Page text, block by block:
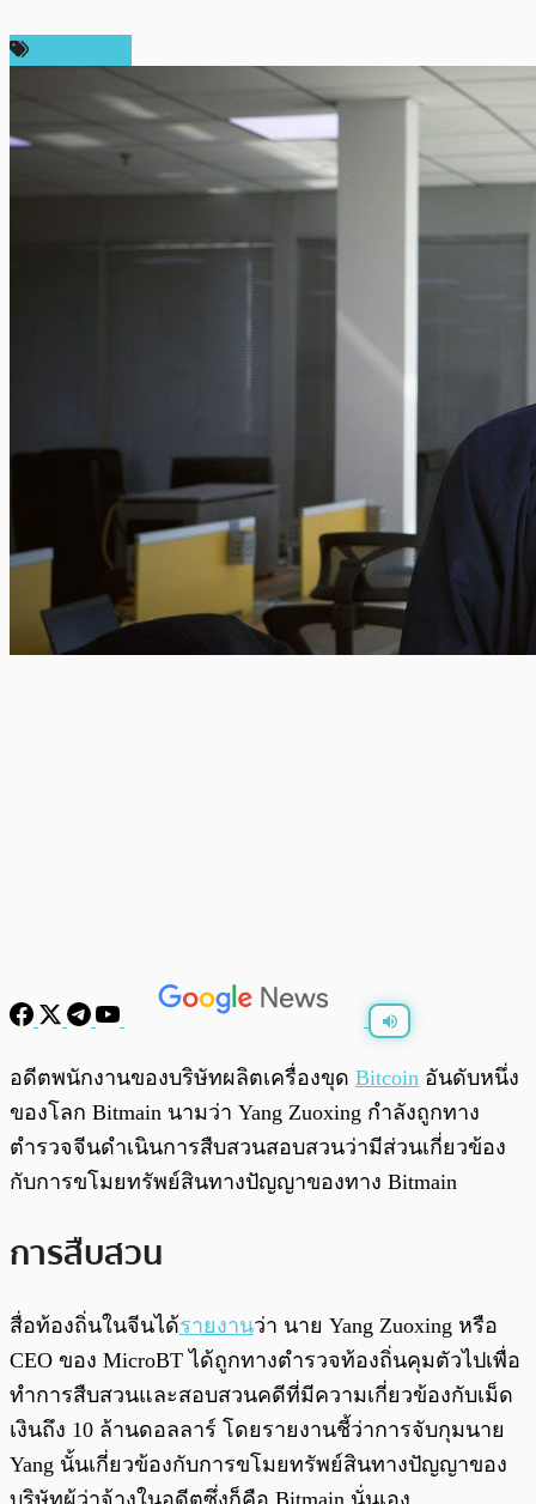
พร้อมเล่น 0:00/ 0:00
อดีตพนักงานของบริษัทผลิตเครื่องขุด Bitcoin อันดับหนึ่ง
ของโลก Bitmain นามว่า Yang Zuoxing กำลังถูกทาง
ตำรวจจีนดำเนินการสืบสวนสอบสวนว่ามีส่วนเกี่ยวข้อง
กับการขโมยทรัพย์สินทางปัญญาของทาง Bitmain
การสืบสวน
สื่อท้องถิ่นในจีนได้รายงานว่า นาย Yang Zuoxing หรือ
CEO ของ MicroBT ได้ถูกทางตำรวจท้องถิ่นคุมตัวไปเพื่อ
ทำการสืบสวนและสอบสวนคดีที่มีความเกี่ยวข้องกับเม็ด
เงินถึง 10 ล้านดอลลาร์ โดยรายงานชี้ว่าการจับกุมนาย
Yang นั้นเกี่ยวข้องกับการขโมยทรัพย์สินทางปัญญาของ
บริษัทผู้ว่าจ้างในอดีตซึ่งก็คือ Bitmain นั่นเอง